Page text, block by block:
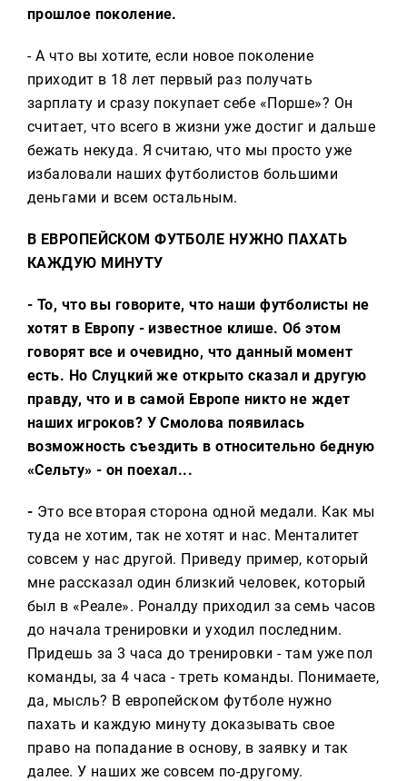
прошлое поколение.
- А что вы хотите, если новое поколение
приходит в 18 лет первый раз получать
зарплату и сразу покупает себе «Порше»? Он
считает, что всего в жизни уже достиг и дальше
бежать некуда. Я считаю, что мы просто уже
избаловали наших футболистов большими
деньгами и всем остальным.
В ЕВРОПЕЙСКОМ ФУТБОЛЕ НУЖНО ПАХАТЬ
КАЖДУЮ МИНУТУ
- То, что вы говорите, что наши футболисты не
хотят в Европу - известное клише. Об этом
говорят все и очевидно, что данный момент
есть. Но Слуцкий же открыто сказал и другую
правду, что и в самой Европе никто не ждет
наших игроков? У Смолова появилась
возможность съездить в относительно бедную
«Сельту» - он поехал...
- Это все вторая сторона одной медали. Как мы
туда не хотим, так не хотят и нас. Менталитет
совсем у нас другой. Приведу пример, который
мне рассказал один близкий человек, который
был в «Реале». Роналду приходил за семь часов
до начала тренировки и уходил последним.
Придешь за 3 часа до тренировки - там уже пол
команды, за 4 часа - треть команды. Понимаете,
да, мысль? В европейском футболе нужно
пахать и каждую минуту доказывать свое
право на попадание в основу, в заявку и так
далее. У наших же совсем по-другому.